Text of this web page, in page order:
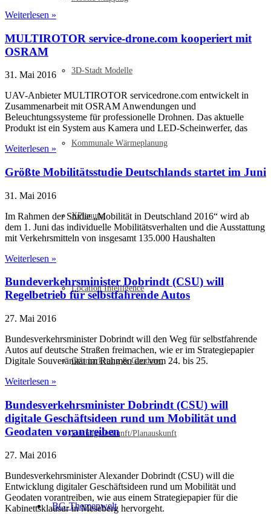
3D-Stadt Modelle
Kommunale Wärmeplanung
XPlanung
Location Intelligence
Geomarketing & Geodaten
Leitungsauskunft/Planauskunft
BG-Themenwelt
Weiterlesen »
MULTIROTOR service-drone.com kooperiert mit
OSRAM
31. Mai 2016
UAV-Anbieter MULTIROTOR servicedrone.com entwickelt in
Zusammenarbeit mit OSRAM Anwendungen und
Beleuchtungssysteme für professionelle Drohnen. Das aktuelle
Produkt ist ein System aus Kamera und LED-Scheinwerfer, das
Weiterlesen »
Größte Mobilitätsstudie Deutschlands startet im Juni
31. Mai 2016
Im Rahmen der Studie „Mobilität in Deutschland 2016“ wird ab
dem 1. Juni das individuelle Mobilitätsverhalten und die Ausstattung
mit Verkehrsmitteln von insgesamt 135.000 Haushalten
Weiterlesen »
Bundeverkehrsminister Dobrindt (CSU) will
Regelbetrieb für selbstfahrende Autos
27. Mai 2016
Bundesverkehrsminister Dobrindt will den Weg für selbstfahrende
Autos auf deutsche Straßen freimachen, wie er im Strategiepapier
Digitale Souveränität im Rahmen der vom 24. bis 25.
Weiterlesen »
Bundesverkehrsminister Dobrindt (CSU) will
digitale Geschäftsideen rund um Mobilität und
Geodaten vorantreiben
27. Mai 2016
Bundesverkehrsminister Alexander Dobrindt (CSU) will die
Entwicklung digitaler Geschäftsideen rund um Mobilität und
Geodaten vorantreiben, wie aus einem Strategiepapier für die
Kabinettsklausur in Meseberg hervorgeht.